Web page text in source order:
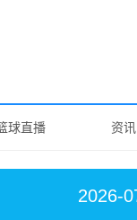
球直播 资讯
2026-